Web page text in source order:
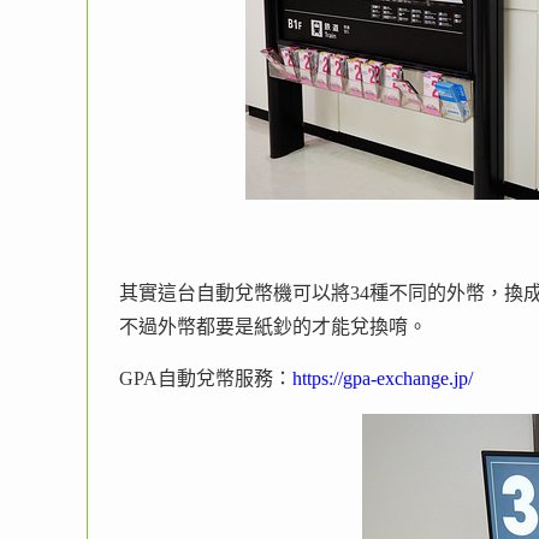
其實這台自動兌幣機可以將34種不同的外幣，換
不過外幣都要是紙鈔的才能兌換唷。
GPA自動兌幣服務： https://gpa-exchange.jp/